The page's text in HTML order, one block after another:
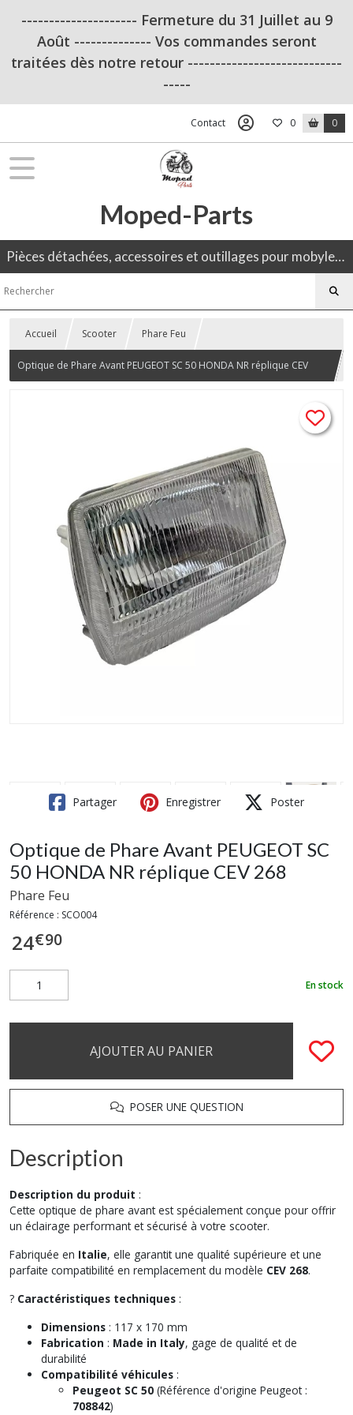
--------------------- Fermeture du 31 Juillet au 9
Août -------------- Vos commandes seront
traitées dès notre retour ----------------------------
-----
Contact 0 0
Moped-Parts
Pièces détachées, accessoires et outillages pour mobylette, 50CC, moto ancienne.
Accueil Scooter Phare Feu
Optique de Phare Avant PEUGEOT SC 50 HONDA NR réplique CEV
Partager Enregistrer Poster
Optique de Phare Avant PEUGEOT SC
50 HONDA NR réplique CEV 268
Phare Feu
Référence : SCO004
24€90
En stock
AJOUTER AU PANIER
POSER UNE QUESTION
Description
Description du produit :
Cette optique de phare avant est spécialement conçue pour offrir
un éclairage performant et sécurisé à votre scooter.
Fabriquée en Italie, elle garantit une qualité supérieure et une
parfaite compatibilité en remplacement du modèle CEV 268.
? Caractéristiques techniques :
Dimensions : 117 x 170 mm
Fabrication : Made in Italy, gage de qualité et de
durabilité
Compatibilité véhicules :
Peugeot SC 50 (Référence d'origine Peugeot :
708842)